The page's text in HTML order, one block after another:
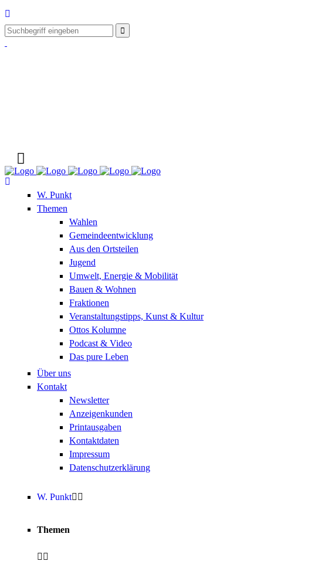
W. Punkt
Themen
Wahlen
Gemeindeentwicklung
Aus den Ortsteilen
Jugend
Umwelt, Energie & Mobilität
Bauen & Wohnen
Fraktionen
Veranstaltungstipps, Kunst & Kultur
Ottos Kolumne
Podcast & Video
Das pure Leben
Über uns
Kontakt
Newsletter
Anzeigenkunden
Printausgaben
Kontaktdaten
Impressum
Datenschutzerklärung
W. Punkt
Themen